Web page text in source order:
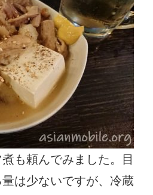
も頼んでみました。目
は少ないですが、冷蔵